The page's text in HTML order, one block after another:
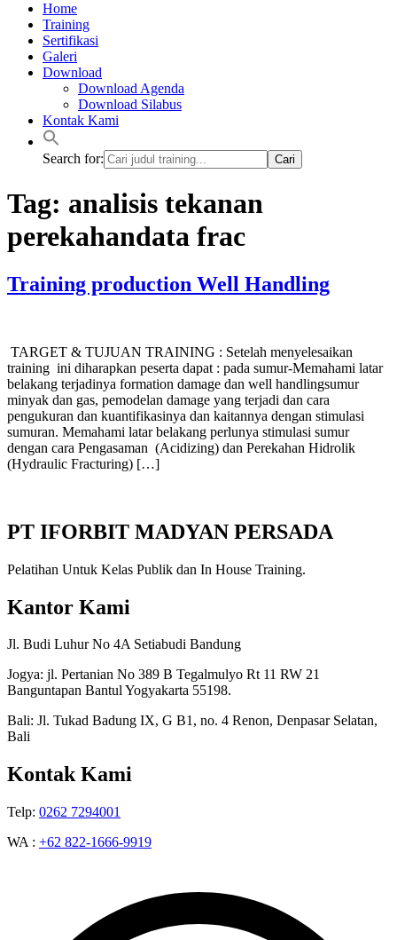
Home
Training
Sertifikasi
Galeri
Download
Download Agenda
Download Silabus
Kontak Kami
Search for:
Tag: analisis tekanan
perekahandata frac
Training production Well Handling
TARGET & TUJUAN TRAINING : Setelah menyelesaikan
training ini diharapkan peserta dapat : pada sumur-Memahami latar
belakang terjadinya formation damage dan well handlingsumur
minyak dan gas, pemodelan damage yang terjadi dan cara
pengukuran dan kuantifikasinya dan kaitannya dengan stimulasi
sumuran. Memahami latar belakang perlunya stimulasi sumur
dengan cara Pengasaman (Acidizing) dan Perekahan Hidrolik
(Hydraulic Fracturing) […]
PT IFORBIT MADYAN PERSADA
Pelatihan Untuk Kelas Publik dan In House Training.
Kantor Kami
Jl. Budi Luhur No 4A Setiabudi Bandung
Jogya: jl. Pertanian No 389 B Tegalmulyo Rt 11 RW 21
Banguntapan Bantul Yogyakarta 55198.
Bali: Jl. Tukad Badung IX, G B1, no. 4 Renon, Denpasar Selatan,
Bali
Kontak Kami
Telp: 0262 7294001
WA : +62 822-1666-9919